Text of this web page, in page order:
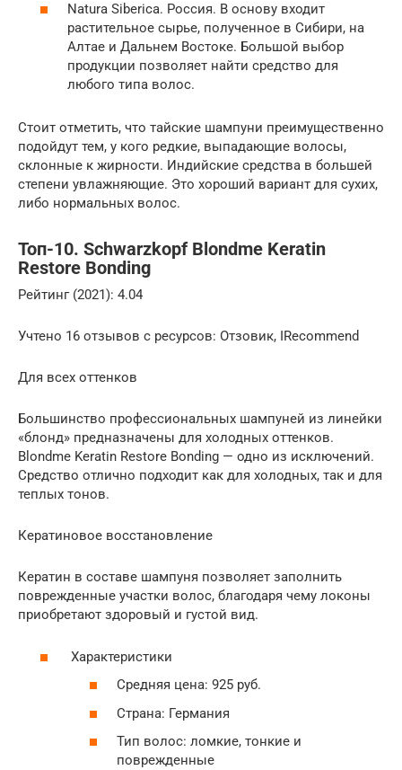
Natura Siberica. Россия. В основу входит
растительное сырье, полученное в Сибири, на
Алтае и Дальнем Востоке. Большой выбор
продукции позволяет найти средство для
любого типа волос.
Стоит отметить, что тайские шампуни преимущественно
подойдут тем, у кого редкие, выпадающие волосы,
склонные к жирности. Индийские средства в большей
степени увлажняющие. Это хороший вариант для сухих,
либо нормальных волос.
Топ-10. Schwarzkopf Blondme Keratin
Restore Bonding
Рейтинг (2021): 4.04
Учтено 16 отзывов с ресурсов: Отзовик, IRecommend
Для всех оттенков
Большинство профессиональных шампуней из линейки
«блонд» предназначены для холодных оттенков.
Blondme Keratin Restore Bonding — одно из исключений.
Средство отлично подходит как для холодных, так и для
теплых тонов.
Кератиновое восстановление
Кератин в составе шампуня позволяет заполнить
поврежденные участки волос, благодаря чему локоны
приобретают здоровый и густой вид.
Характеристики
Средняя цена: 925 руб.
Страна: Германия
Тип волос: ломкие, тонкие и
поврежденные